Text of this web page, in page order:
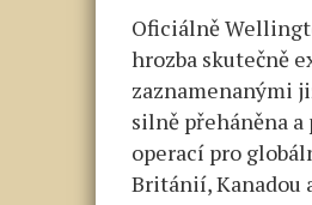
Oficiálně
hrozba skutečně
zaznamenanými
silně přeháněna
operací pro
Británií, Kanadou